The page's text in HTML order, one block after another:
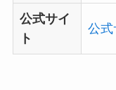
公式サイ
ト
公式